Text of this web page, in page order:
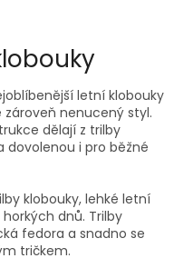
letní klobouky
nenucený styl.
dělají z trilby
dovolenou i pro běžné
klobouky, lehké letní
dnů. Trilby
fedora a snadno se
tričkem.